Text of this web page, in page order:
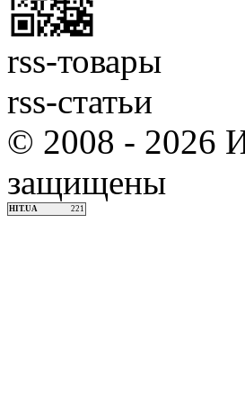
rss-товары
rss-статьи
© 2008 - 2026
защищены
HIT.UA 221